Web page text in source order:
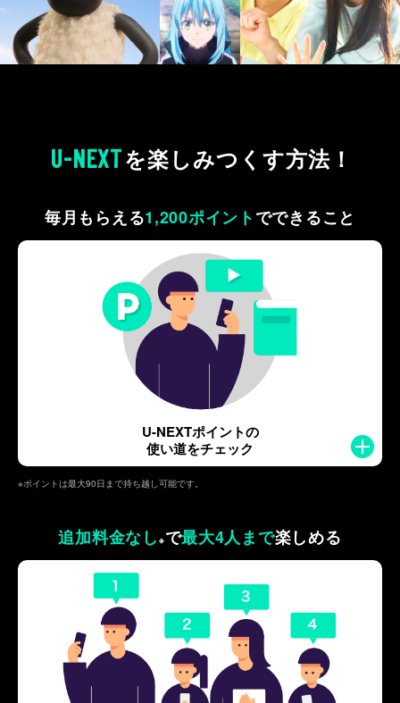
U-NEXTを楽しみつくす方法！
毎月もらえる1,200ポイントでできること
U-NEXTポイントの
使い道をチェック
※ポイントは最大90日まで持ち越し可能です。
追加料金なし ※で最大4人まで楽しめる